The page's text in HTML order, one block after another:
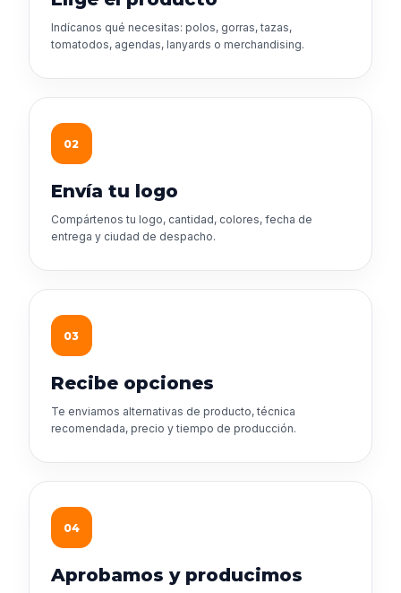
Indícanos qué necesitas: polos, gorras, tazas,
tomatodos, agendas, lanyards o merchandising.
02
Envía tu logo
Compártenos tu logo, cantidad, colores, fecha de
entrega y ciudad de despacho.
03
Recibe opciones
Te enviamos alternativas de producto, técnica
recomendada, precio y tiempo de producción.
04
Aprobamos y producimos